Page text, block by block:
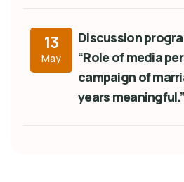
13
May
Discussion
“Role of media
campaign of
years meaningful.”